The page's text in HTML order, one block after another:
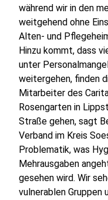
während wir in den
weitgehend ohne
Alten- und
Hinzu kommt, dass
unter
weitergehen, finden
Mitarbeiter des
Rosengarten in
Straße gehen, sagt
Verband im Kreis
Problematik, was
Mehrausgaben
gesehen wird. Wir
vulnerablen Gruppen